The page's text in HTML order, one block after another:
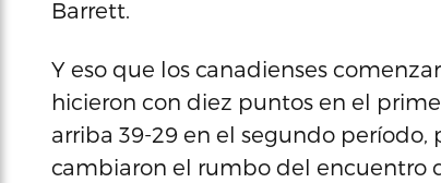
Barrett.
Y eso que los canadienses
hicieron con diez puntos en el
arriba 39-29 en el segundo período,
cambiaron el rumbo del encuentro